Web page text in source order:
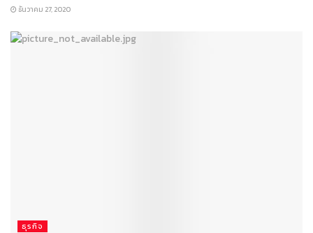
ธันวาคม 27, 2020
ธุรกิจ